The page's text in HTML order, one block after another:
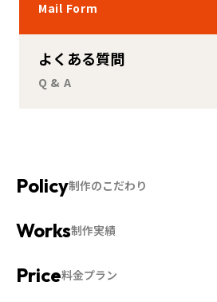
Mail Form
よくある質問
Q & A
制作のこだわり
制作実績
料金プラン